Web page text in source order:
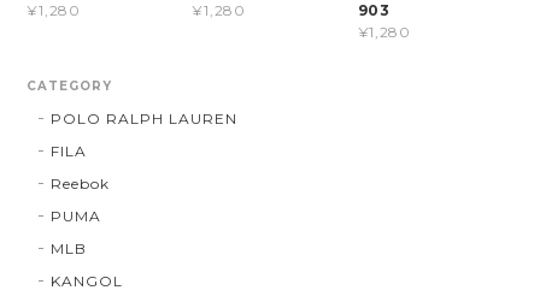
¥1,280
¥1,280
903
¥1,280
CATEGORY
POLO RALPH LAUREN
FILA
Reebok
PUMA
MLB
KANGOL